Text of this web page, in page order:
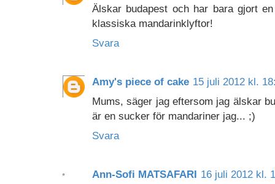
Älskar budapest och har bara gjort
klassiska mandarinklyftor!
Svara
Amy's piece of cake 15 juli 2012 kl.
Mums, säger jag eftersom jag älskar
är en sucker för mandariner jag... ;)
Svara
Ann-Sofi MATSAFARI 16 juli 2012 kl.